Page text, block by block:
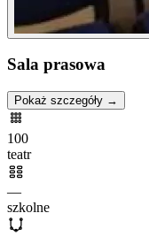
Sala prasowa
Pokaż szczegóły →
100
teatr
—
szkolne